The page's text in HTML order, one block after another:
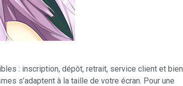
: inscription, dépôt, retrait, service client et bien
s’adaptent à la taille de votre écran. Pour une